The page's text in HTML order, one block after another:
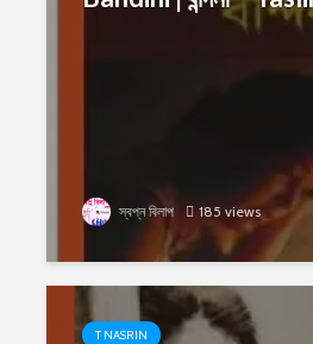
স্বপ্ন বিলাপ 185 views
T NASRIN